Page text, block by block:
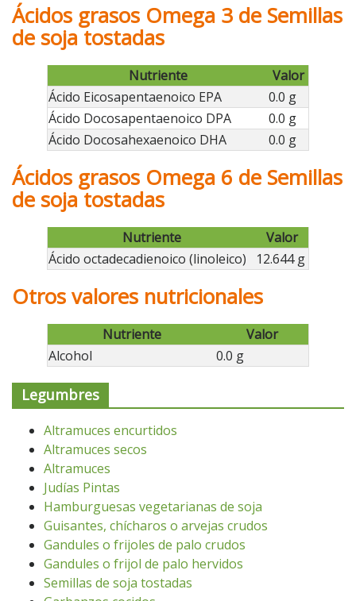
Ácidos grasos Omega 3 de Semillas
de soja tostadas
Nutriente
Valor
Ácido Eicosapentaenoico EPA
0.0 g
Ácido Docosapentaenoico DPA
0.0 g
Ácido Docosahexaenoico DHA
0.0 g
Ácidos grasos Omega 6 de Semillas
de soja tostadas
Nutriente
Valor
Ácido octadecadienoico (linoleico)
12.644 g
Otros valores nutricionales
Nutriente
Valor
Alcohol
0.0 g
Legumbres
Altramuces encurtidos
Altramuces secos
Altramuces
Judías Pintas
Hamburguesas vegetarianas de soja
Guisantes, chícharos o arvejas crudos
Gandules o frijoles de palo crudos
Gandules o frijol de palo hervidos
Semillas de soja tostadas